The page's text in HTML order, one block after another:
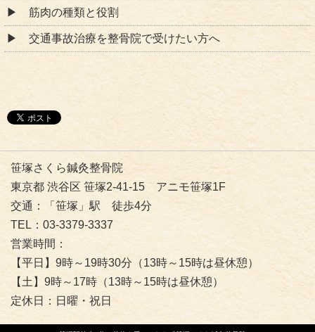
筋肉の種類と役割
交通事故治療を整骨院で受けたい方へ
笹塚さくら鍼灸整骨院
東京都 渋谷区 笹塚2-41-15 アニモ笹塚1F
交通：「笹塚」駅 徒歩4分
TEL：03-3379-3337
営業時間：
【平日】9時～19時30分（13時～15時は昼休憩）
【土】9時～17時（13時～15時は昼休憩）
定休日：日曜・祝日